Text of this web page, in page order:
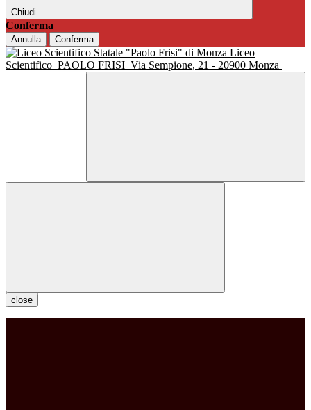
Chiudi
Conferma
Annulla Conferma
Liceo
Scientifico PAOLO FRISI Via Sempione, 21 - 20900 Monza
close